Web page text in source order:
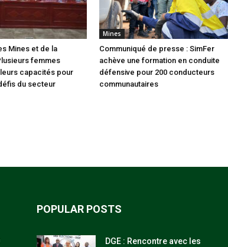
Mines et de la
femmes
capacités pour
du secteur
Mines
Communiqué de presse : SimFer
achève une formation en conduite
défensive pour 200 conducteurs
communautaires
POPULAR POSTS
DGE : Rencontre avec les